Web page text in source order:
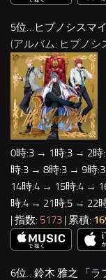
5位…ヒプノシスマ
(アルバム: ヒプノシ
0時:3 → 1時:3 → 2
時:3 → 8時:3 → 9時
14時:4 → 15時:4 →
時:4 → 21時:5 → 22
| 指数: 5173 | 累積:
6位…鈴木 雅之 「ラ